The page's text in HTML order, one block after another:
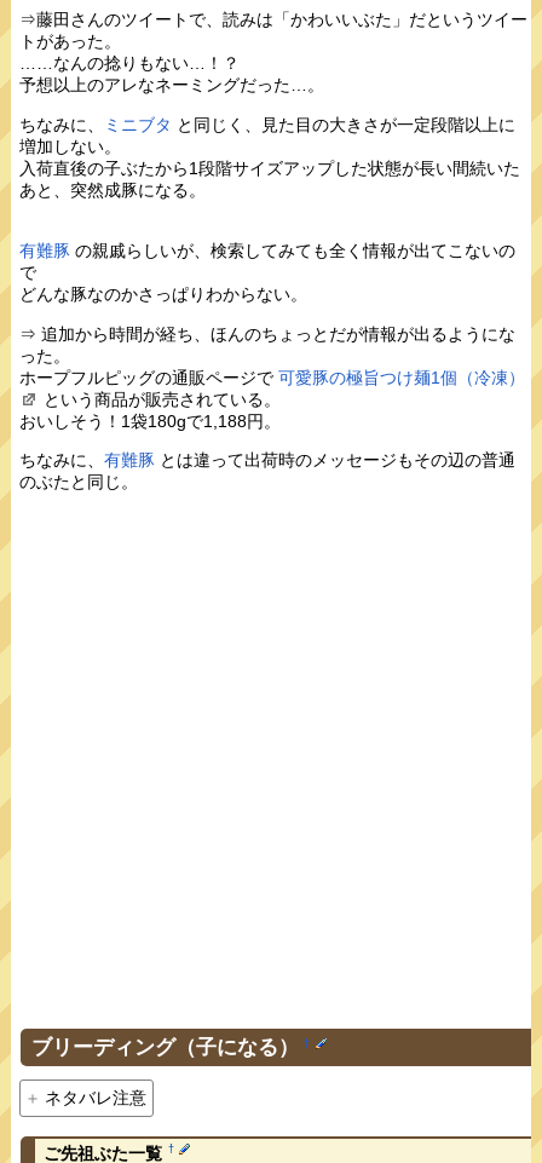
⇒藤田さんのツイートで、読みは「かわいいぶた」だというツイー
トがあった。
……なんの捻りもない…！？
予想以上のアレなネーミングだった…。
ちなみに、 ミニブタ と同じく、見た目の大きさが一定段階以上に
増加しない。
入荷直後の子ぶたから1段階サイズアップした状態が長い間続いた
あと、突然成豚になる。
有難豚 の親戚らしいが、検索してみても全く情報が出てこないの
で
どんな豚なのかさっぱりわからない。
⇒ 追加から時間が経ち、ほんのちょっとだが情報が出るようにな
った。
ホープフルピッグの通販ページで可愛豚の極旨つけ麺1個（冷凍）
という商品が販売されている。
おいしそう！1袋180gで1,188円。
ちなみに、有難豚 とは違って出荷時のメッセージもその辺の普通
のぶたと同じ。
ブリーディング（子になる） †
ネタバレ注意
ご先祖ぶた一覧 †